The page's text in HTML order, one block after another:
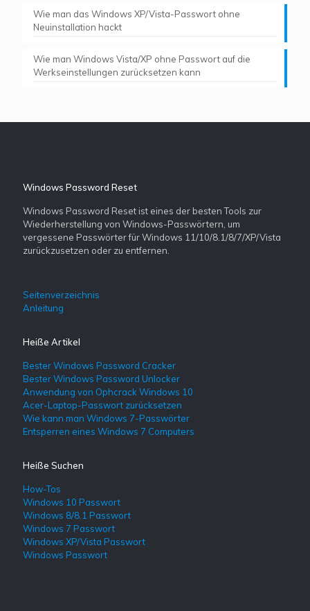
Wie man das Windows XP/Vista-Passwort ohne
Neuinstallation hackt
Wie man Windows Vista/XP ohne Passwort auf die
Werkseinstellungen zurücksetzen kann
Windows Password Reset
Windows Password Reset ist eines der besten Tools zur
Wiederherstellung von Windows-Passwörtern, um
vergessene Passwörter für Windows 11/10/8.1/8/7/XP/Vista
zurückzusetzen oder zu entfernen.
Seitenverzeichnis
Anleitung
Heiße Artikel
Bester Windows Password Cracker
Bester Windows Password Unlocker
Anwendung von Ophcrack Windows 10
Acer-Laptop-Passwort zurücksetzen
Wie kann man Windows 7-Passwörter
Entsperren eines Windows 7 Computers
Heiße Suchen
How-Tos
Windows 10 Passwort
Windows 8/8.1 Passwort
Windows 7 Passwort
Windows XP/Vista Passwort
Windows Passwort